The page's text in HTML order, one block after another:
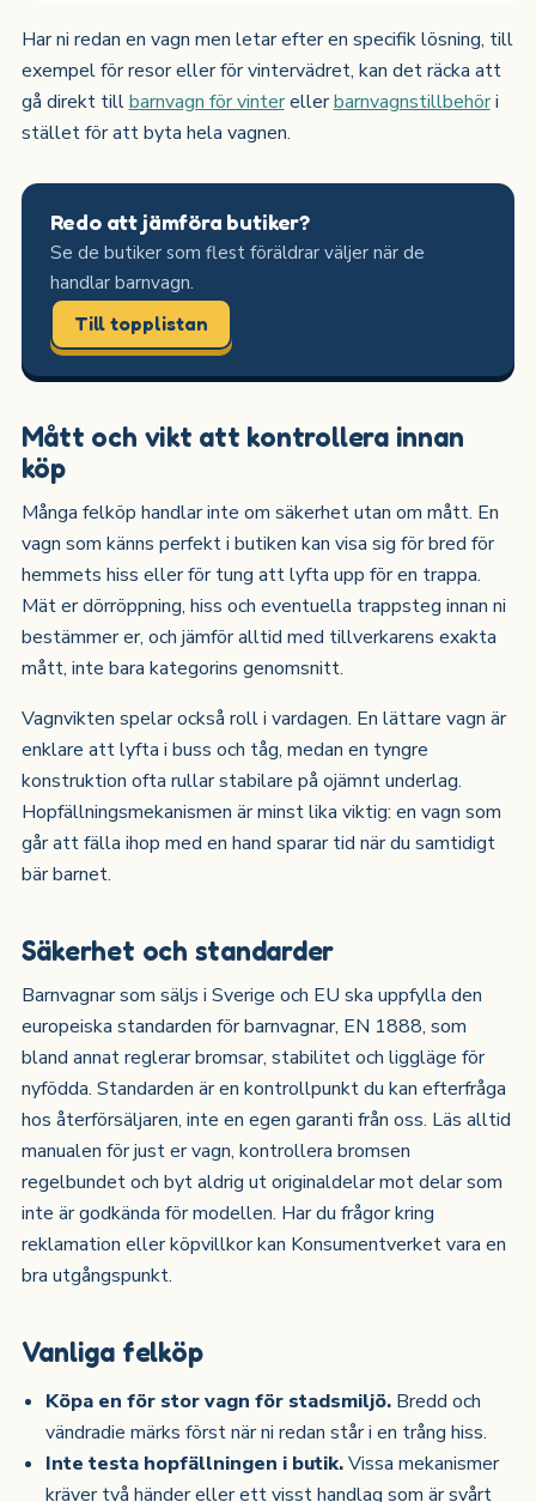
Har ni redan en vagn men letar efter en specifik lösning, till
exempel för resor eller för vintervädret, kan det räcka att
gå direkt tillbarnvagn för vinterellerbarnvagnstillbehöri
stället för att byta hela vagnen.
Redo att jämföra butiker?
Se de butiker som flest föräldrar väljer när de
handlar barnvagn.
Till topplistan
Mått och vikt att kontrollera innan
köp
Många felköp handlar inte om säkerhet utan om mått. En
vagn som känns perfekt i butiken kan visa sig för bred för
hemmets hiss eller för tung att lyfta upp för en trappa.
Mät er dörröppning, hiss och eventuella trappsteg innan ni
bestämmer er, och jämför alltid med tillverkarens exakta
mått, inte bara kategorins genomsnitt.
Vagnvikten spelar också roll i vardagen. En lättare vagn är
enklare att lyfta i buss och tåg, medan en tyngre
konstruktion ofta rullar stabilare på ojämnt underlag.
Hopfällningsmekanismen är minst lika viktig: en vagn som
går att fälla ihop med en hand sparar tid när du samtidigt
bär barnet.
Säkerhet och standarder
Barnvagnar som säljs i Sverige och EU ska uppfylla den
europeiska standarden för barnvagnar, EN 1888, som
bland annat reglerar bromsar, stabilitet och liggläge för
nyfödda. Standarden är en kontrollpunkt du kan efterfråga
hos återförsäljaren, inte en egen garanti från oss. Läs alltid
manualen för just er vagn, kontrollera bromsen
regelbundet och byt aldrig ut originaldelar mot delar som
inte är godkända för modellen. Har du frågor kring
reklamation eller köpvillkor kan Konsumentverket vara en
bra utgångspunkt.
Vanliga felköp
Köpa en för stor vagn för stadsmiljö. Bredd och
vändradie märks först när ni redan står i en trång hiss.
Inte testa hopfällningen i butik.Vissa mekanismer
kräver två händer eller ett visst handlag som är svårt